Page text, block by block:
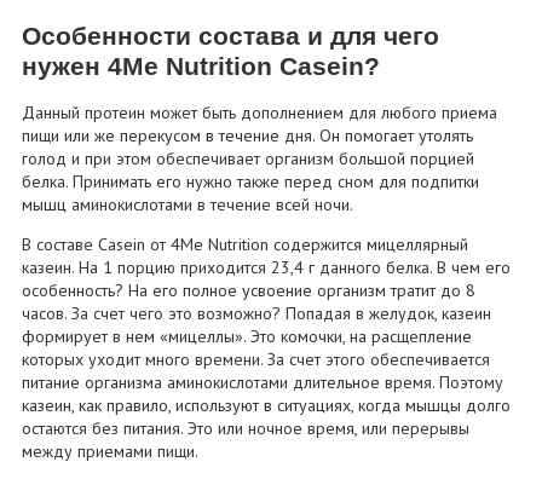
Особенности состава и для чего
нужен 4Me Nutrition Casein?
Данный протеин может быть дополнением для любого приема
пищи или же перекусом в течение дня. Он помогает утолять
голод и при этом обеспечивает организм большой порцией
белка. Принимать его нужно также перед сном для подпитки
мышц аминокислотами в течение всей ночи.
В составе Casein от 4Me Nutrition содержится мицеллярный
казеин. На 1 порцию приходится 23,4 г данного белка. В чем его
особенность? На его полное усвоение организм тратит до 8
часов. За счет чего это возможно? Попадая в желудок, казеин
формирует в нем «мицеллы». Это комочки, на расщепление
которых уходит много времени. За счет этого обеспечивается
питание организма аминокислотами длительное время. Поэтому
казеин, как правило, используют в ситуациях, когда мышцы долго
остаются без питания. Это или ночное время, или перерывы
между приемами пищи.